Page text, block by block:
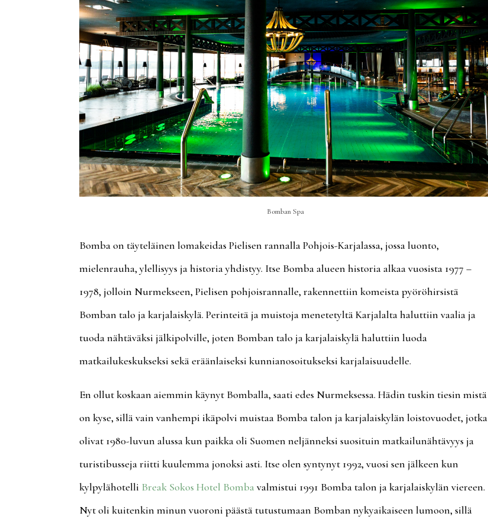
Bomban Spa
Bomba on täyteläinen lomakeidas Pielisen rannalla Pohjois-Karjalassa, jossa luonto,
mielenrauha, ylellisyys ja historia yhdistyy. Itse Bomba alueen historia alkaa vuosista 1977 –
1978, jolloin Nurmekseen, Pielisen pohjoisrannalle, rakennettiin komeista pyöröhirsistä
Bomban talo ja karjalaiskylä. Perinteitä ja muistoja menetetyltä Karjalalta haluttiin vaalia ja
tuoda nähtäväksi jälkipolville, joten Bomban talo ja karjalaiskylä haluttiin luoda
matkailukeskukseksi sekä eräänlaiseksi kunnianosoitukseksi karjalaisuudelle.
En ollut koskaan aiemmin käynyt Bomballa, saati edes Nurmeksessa. Hädin tuskin tiesin mistä
on kyse, sillä vain vanhempi ikäpolvi muistaa Bomba talon ja karjalaiskylän loistovuodet, jotka
olivat 1980-luvun alussa kun paikka oli Suomen neljänneksi suosituin matkailunähtävyys ja
turistibusseja riitti kuulemma jonoksi asti. Itse olen syntynyt 1992, vuosi sen jälkeen kun
kylpylähotelli Break Sokos Hotel Bombavalmistui 1991 Bomba talon ja karjalaiskylän viereen.
Nyt oli kuitenkin minun vuoroni päästä tutustumaan Bomban nykyaikaiseen lumoon, sillä